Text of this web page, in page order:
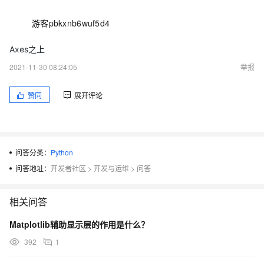
游客pbkxnb6wuf5d4
Axes之上
2021-11-30 08:24:05
举报
赞同 展开评论
问答分类： Python
问答地址： 开发者社区 > 开发与运维 > 问答
相关问答
Matplotlib辅助显示层的作用是什么？
392 1